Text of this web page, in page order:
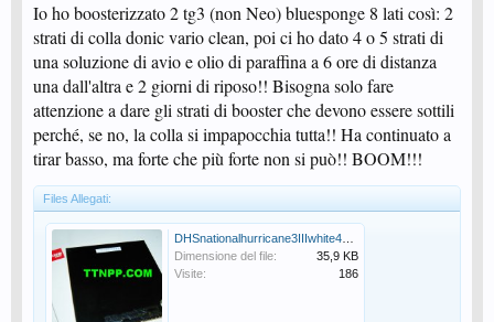
Io ho boosterizzato 2 tg3 (non Neo) bluesponge 8 lati così: 2
strati di colla donic vario clean, poi ci ho dato 4 o 5 strati di
una soluzione di avio e olio di paraffina a 6 ore di distanza
una dall'altra e 2 giorni di riposo!! Bisogna solo fare
attenzione a dare gli strati di booster che devono essere sottili
perché, se no, la colla si impapocchia tutta!! Ha continuato a
tirar basso, ma forte che più forte non si può!! BOOM!!!
Files Allegati:
Dimensione del file:
35,9 KB
Visite:
186